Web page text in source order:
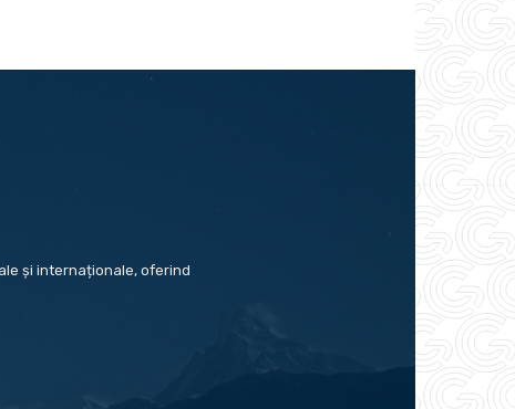
și internaționale, oferind